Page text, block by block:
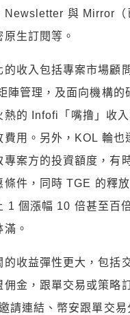
Newsletter 與 Mirror（
生訂閱等。
的收入包括專案市場顧
陣管理，及面向機構的
熱的 Infofi「嘴撸」收
費用。另外，KOL 輪也
專案方的投資額度，有
條件，同時 TGE 的釋
1 個漲幅 10 倍甚至百
。
的收益彈性更大，包括
佣金，跟單交易或策略
請連結、幣安跟單交